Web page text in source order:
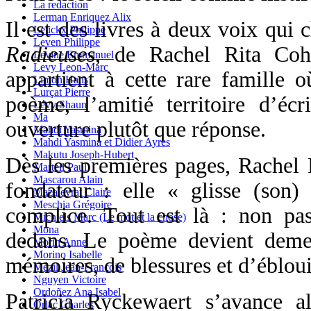
La redaction
Lerman Enriquez Alix
Leuckx Philippe
Leven Philippe
Levine Emmanuel
Levy Leon-Marc
Limon Hans
Lurçat Pierre
Lévy Shaun
Ma
Mahdi Yasmina
Mahdi Yasmina et Didier Ayres
Makutu Joseph-Hubert
Martell Paul
Mascarou Alain
Mazaleyrat Claire
Meschia Grégoire
Michiels Marc (Le mot et la chose)
Mona
Morin Anne
Morino Isabelle
Mézil Jean-François
Nguyen Victoire
Ordoñez Ana Isabel
Orlac Charles
Il est des livres à deux voix qui
Radieuses, de Rachel Rita
appartient à cette rare famille
poème, l’amitié territoire
ouverture plutôt que réponse.
Dès les premières pages,
fondateur : elle « glisse
complice. Tout est là : non
dedans. Le poème devient
mémoires, de blessures et
Patricia Ryckewaert